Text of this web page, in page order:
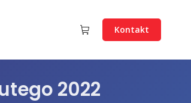
Kontakt
2022